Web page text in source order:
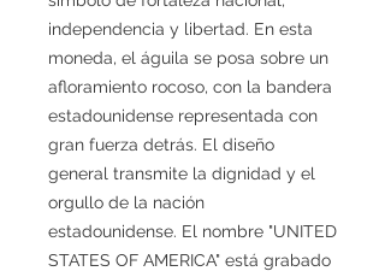
independencia y libertad. En esta
moneda, el águila se posa sobre un
afloramiento rocoso, con la bandera
estadounidense representada con
gran fuerza detrás. El diseño
general transmite la dignidad y el
orgullo de la nación
estadounidense. El nombre "UNITED
STATES OF AMERICA" está grabado